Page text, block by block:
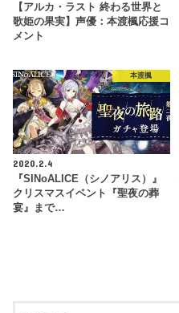
【アルカ・ラスト 終わる世界と
歌姫の果実】声優：本渡楓応援コ
メント
本渡楓
2020.2.4
『SINoALICE（シノアリス）』
クリスマスイベント『聖夜の葬
宴』まで…